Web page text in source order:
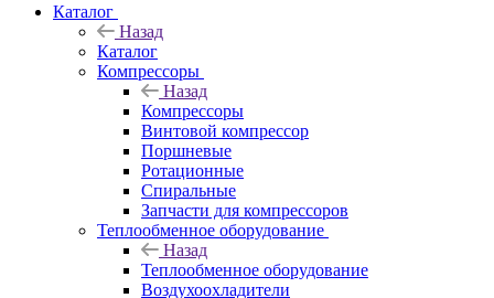
Каталог
Назад
Каталог
Компрессоры
Назад
Компрессоры
Винтовой компрессор
Поршневые
Ротационные
Спиральные
Запчасти для компрессоров
Теплообменное оборудование
Назад
Теплообменное оборудование
Воздухоохладители